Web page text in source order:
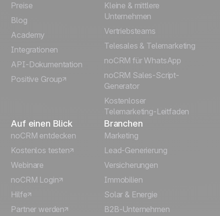
Español
Português
Italiano
Preise
Blog
Academy
Integrationen
API-Dokumentation
Positive Group
Kleine & mittlere
Unternehmen
Vertriebsteams
Telesales & Telemarketing
noCRM für WhatsApp
noCRM Sales-Script-
Generator
Kostenloser
Telemarketing-Leitfaden
Auf einen Blick
noCRM entdecken
Kostenlos testen
Webinare
noCRM Login
Hilfe
Partner werden
Branchen
Marketing
Lead-Generierung
Versicherungen
Immobilien
Solar & Energie
B2B-Unternehmen